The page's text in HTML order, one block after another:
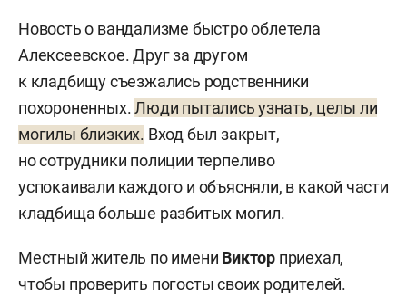
Новость о вандализме быстро облетела
Алексеевское. Друг за другом
к кладбищу съезжались родственники
похороненных.Люди пытались узнать, целы ли
могилы близких. Вход был закрыт,
но сотрудники полиции терпеливо
успокаивали каждого и объясняли, в какой части
кладбища больше разбитых могил.
Местный житель по имени Виктор приехал,
чтобы проверить погосты своих родителей.